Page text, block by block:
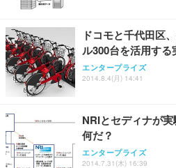
ドコモと千代田区
ル300台を活用する
エンタープライズ
2014.8.4(月) 14:41
NRIとセディナが
何だ？
エンタープライズ
2014.7.31(木) 16:39